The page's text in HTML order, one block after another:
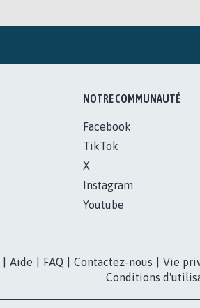
NOTRE COMMUNAUTÉ
Facebook
TikTok
X
Instagram
Youtube
Aide FAQ Contactez-nous Vie
Conditions